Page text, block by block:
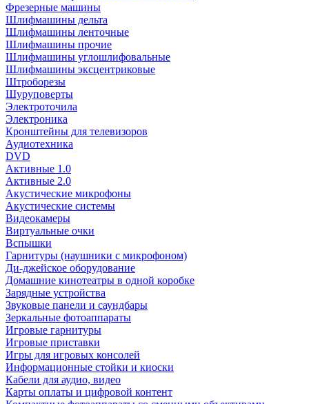
Фрезерные машины
Шлифмашины дельта
Шлифмашины ленточные
Шлифмашины прочие
Шлифмашины углошлифовальные
Шлифмашины эксцентриковые
Штроборезы
Шуруповерты
Электроточила
Электроника
Кронштейны для телевизоров
Аудиотехника
DVD
Активные 1.0
Активные 2.0
Акустические микрофоны
Акустические системы
Видеокамеры
Виртуальные очки
Вспышки
Гарнитуры (наушники с микрофоном)
Ди-джейское оборудование
Домашние кинотеатры в одной коробке
Зарядные устройства
Звуковые панели и саундбары
Зеркальные фотоаппараты
Игровые гарнитуры
Игровые приставки
Игры для игровых консолей
Информационные стойки и киоски
Кабели для аудио, видео
Карты оплаты и цифровой контент